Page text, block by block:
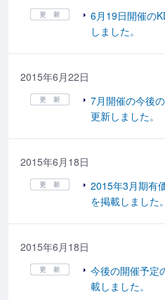
6月19日開催の
しました。
2015年6月22日
7月開催の今後
更新しました。
2015年6月18日
2015年3月期有
を掲載しました。
2015年6月18日
今後の開催予定
載しました。